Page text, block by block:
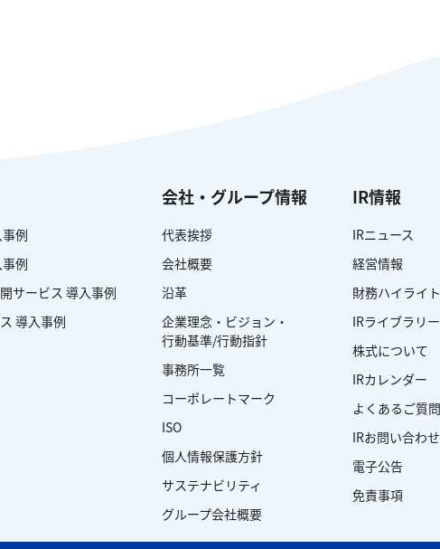
例
例
サービス 導入事例
導入事例
会社・グループ情報
代表挨拶
会社概要
沿革
企業理念・ビジョン・
行動基準/行動指針
事務所一覧
コーポレートマーク
ISO
個人情報保護方針
サステナビリティ
グループ会社概要
IR情報
IRニュース
経営情報
財務ハイライト
IRライブラリー
株式について
IRカレンダー
よくあるご質問
IRお問い合わせ
電子公告
免責事項